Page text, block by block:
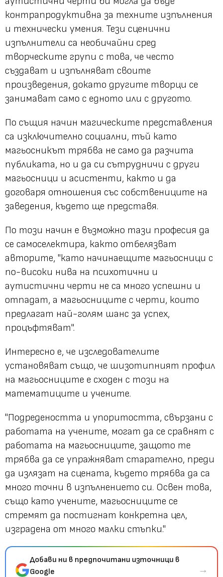
контрапродуктивна за техните изпълнения
и технически умения. Тези сценични
изпълнители са необичайни сред
творческите групи с това, че често
създават и изпълняват своите
произведения, докато другите творци се
занимават само с едното или с другото.
По същия начин магическите представления
са изключително социални, тъй като
магьосникът трябва не само да разчита
публиката, но и да си сътрудничи с други
магьосници и асистенти, както и да
договаря отношения със собствениците на
заведения, където ще представя.
По този начин е възможно тази професия да
се самоселектира, както отбелязват
авторите, "като начинаещите магьосници с
по-високи нива на психотични и
аутистични черти не са много успешни и
отпадат, а магьосниците с черти, които
предлагат най-голям шанс за успех,
процъфтяват".
Интересно е, че изследователите
установяват също, че шизотипният профил
на магьосниците е сходен с този на
математиците и учените.
"Подредеността и упоритостта, свързани с
работата на учените, могат да се сравнят с
работата на магьосниците, защото те
трябва да се упражняват старателно, преди
да излязат на сцената, където трябва да са
много точни в изпълнението си. Освен това,
също като учените, магьосниците се
стремят да постигнат конкретна цел,
изградена от много малки стъпки."
Добави ни в предпочитани източници в
Google
→